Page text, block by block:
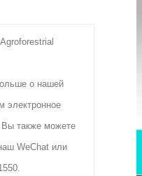
о нашей
электронное
также можете
WeChat или